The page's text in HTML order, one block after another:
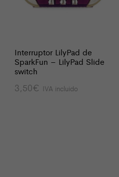
Interruptor LilyPad de
SparkFun – LilyPad Slide
switch
3,50€ IVA incluido